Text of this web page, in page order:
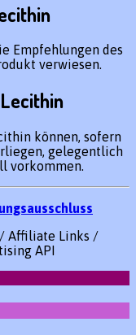
Empfehlungen des
verwiesen.
können, sofern
gelegentlich
vorkommen.
Affiliate Links /
API